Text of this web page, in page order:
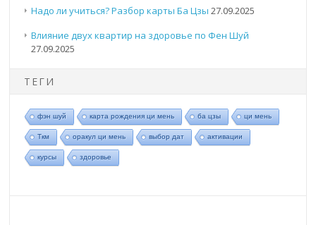
Надо ли учиться? Разбор карты Ба Цзы 27.09.2025
Влияние двух квартир на здоровье по Фен Шуй
27.09.2025
ТЕГИ
фэн шуй карта рождения ци мень ба цзы ци мень
Ткм оракул ци мень выбор дат активации
курсы здоровье